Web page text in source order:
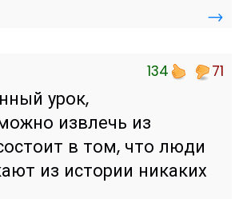
→
134 71
урок,
извлечь из
в том, что люди
из истории никаких